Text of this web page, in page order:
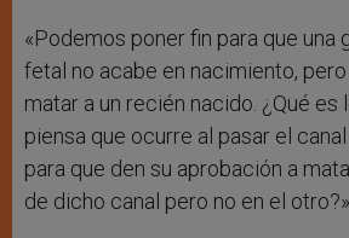
«Podemos poner fin para que una
fetal no acabe en nacimiento,
matar a un recién nacido. ¿Qué es
piensa que ocurre al pasar el
para que den su aprobación a
de dicho canal pero no en el